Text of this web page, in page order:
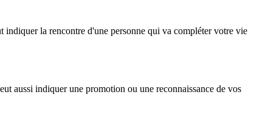
indiquer la rencontre d'une personne qui va compléter votre vie
aussi indiquer une promotion ou une reconnaissance de vos